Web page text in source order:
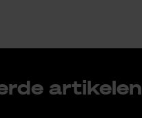
ar­ti­ke­len